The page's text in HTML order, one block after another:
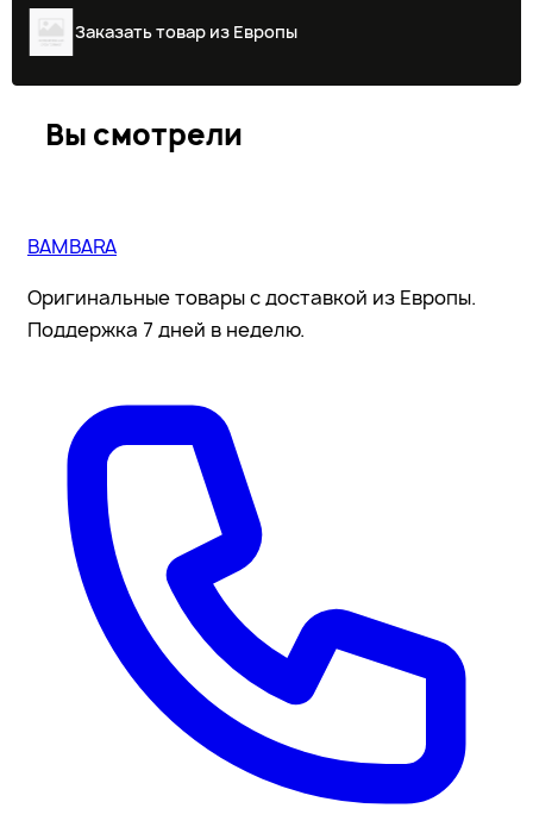
Заказать товар из Европы
Вы смотрели
BAMBARA
Оригинальные товары с доставкой из Европы.
Поддержка 7 дней в неделю.